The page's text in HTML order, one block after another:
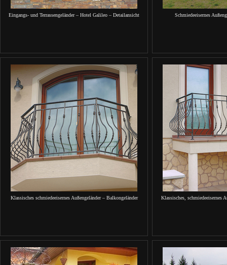
Eingangs- und Terrassengeländer – Hotel Galileo – Detailansicht Schmiedeeisernes
Klassisches schmiedeeisernes Außengeländer – Balkongeländer Klassisches, schmiedeeisernes